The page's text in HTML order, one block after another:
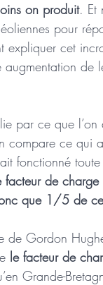
on produit. Et
pour
expliquer cet
de
par ce que
compare ce qui
fonctionné
facteur de
que 1/5 de
de Gordon
le facteur de
Grande-